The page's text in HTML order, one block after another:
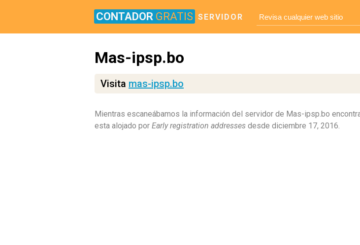
CONTADOR GRATIS SERVIDOR
Mas-ipsp.bo
Visita mas-ipsp.bo
Mientras escaneábamos la información del servidor de Mas-ipsp.bo
esta alojado por Early registration addresses desde diciembre 17, 2016.